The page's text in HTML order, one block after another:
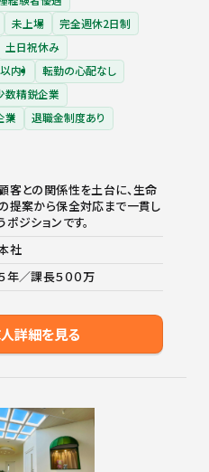
未上場
完全週休2日制
土日祝休み
内）
転勤の心配なし
数精鋭企業
業
退職金制度あり
客との関係性を土台に、生命
提案から保全対応まで一貫し
ポジションです。
社
年／課長５００万
詳細を見る